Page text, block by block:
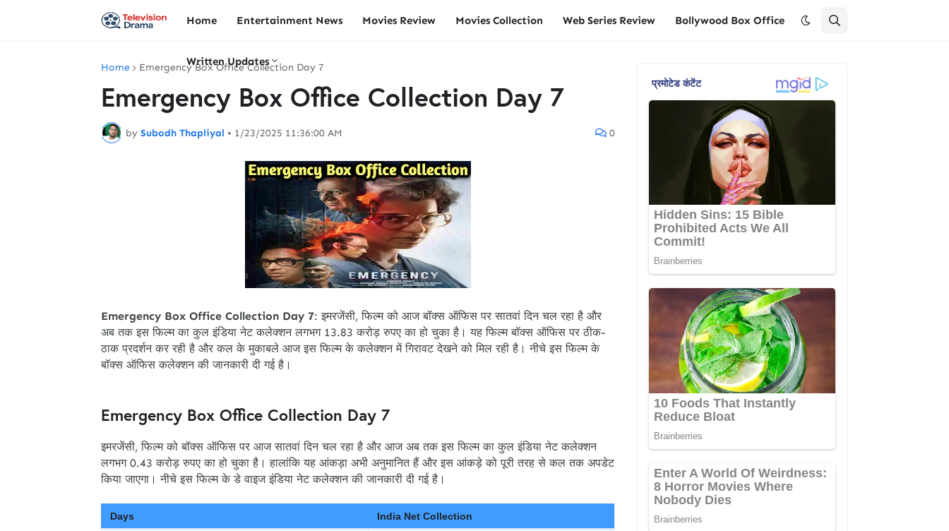
Home Entertainment News Movies Review Movies Collection Web Series Review Bollywood Box Office
Written Updates
Home Emergency Box Office Collection Day 7
Emergency Box Office Collection Day 7
by Subodh Thapliyal • 1/23/2025 11:36:00 AM 0
Emergency Box Office Collection Day 7: इमरजेंसी, फिल्म को आज बॉक्स ऑफिस पर सातवां दिन चल रहा है और
अब तक इस फिल्म का कुल इंडिया नेट कलेक्शन लगभग 13.83 करोड़ रुपए का हो चुका है। यह फिल्म बॉक्स ऑफिस पर ठीक-
ठाक प्रदर्शन कर रही है और कल के मुकाबले आज इस फिल्म के कलेक्शन में गिरावट देखने को मिल रही है। नीचे इस फिल्म के
बॉक्स ऑफिस कलेक्शन की जानकारी दी गई है।
Emergency Box Office Collection Day 7
इमरजेंसी, फिल्म को बॉक्स ऑफिस पर आज सातवां दिन चल रहा है और आज अब तक इस फिल्म का कुल इंडिया नेट कलेक्शन
लगभग 0.43 करोड़ रुपए का हो चुका है। हालांकि यह आंकड़ा अभी अनुमानित हैं और इस आंकड़े को पूरी तरह से कल तक अपडेट
किया जाएगा। नीचे इस फिल्म के डे वाइज इंडिया नेट कलेक्शन की जानकारी दी गई है।
Days India Net Collection